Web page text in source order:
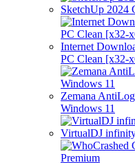
SketchUp 2024
Internet
PC Clean [x32-
Zemana
Windows 11
VirtualDJ